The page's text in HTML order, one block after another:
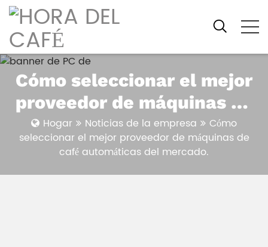
Cómo seleccionar el mejor
proveedor de máquinas de
café automáticas del
mercado.
Hogar Noticias de la empresa
Cómo
seleccionar el mejor proveedor de máquinas de
café automáticas del mercado.